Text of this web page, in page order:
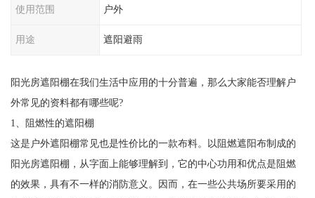
使用范围 户外
用途 遮阳避雨
阳光房遮阳棚在我们生活中应用的十分普遍，那么大家能否理解户
外常见的资料都有哪些呢?
1、阻燃性的遮阳棚
这是户外遮阳棚常见也是性价比的一款布料。以阻燃遮阳布制成的
阳光房遮阳棚，从字面上能够理解到，它的中心功用和优点是阻燃
的效果，具有不一样的消防意义。因而，在一些公共场所要采用的